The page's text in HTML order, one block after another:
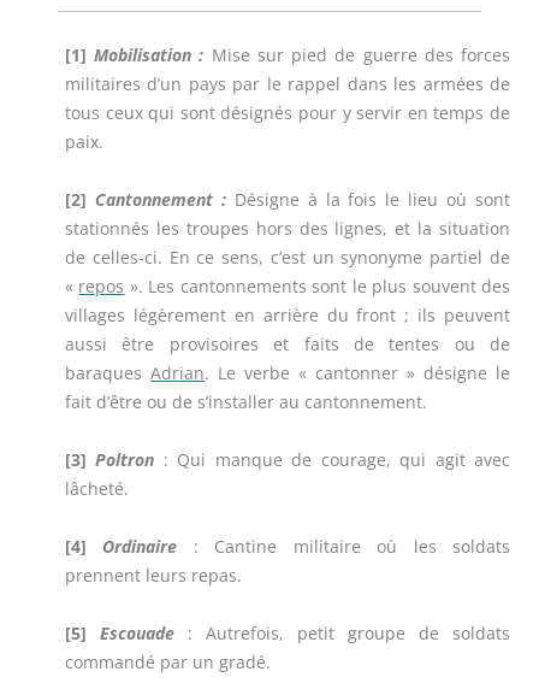
[1] Mobilisation : Mise sur pied de guerre des forces
militaires d’un pays par le rappel dans les armées de
tous ceux qui sont désignés pour y servir en temps de
paix.
[2] Cantonnement : Désigne à la fois le lieu où sont
stationnés les troupes hors des lignes, et la situation
de celles-ci. En ce sens, c’est un synonyme partiel de
« repos ». Les cantonnements sont le plus souvent des
villages légèrement en arrière du front ; ils peuvent
aussi être provisoires et faits de tentes ou de
baraques Adrian. Le verbe « cantonner » désigne le
fait d’être ou de s’installer au cantonnement.
[3] Poltron : Qui manque de courage, qui agit avec
lâcheté.
[4] Ordinaire
: Cantine militaire où les soldats
prennent leurs repas.
[5] Escouade
: Autrefois, petit groupe de soldats
commandé par un gradé.